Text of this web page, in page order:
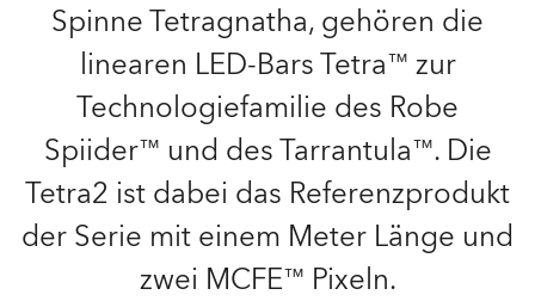
Spinne Tetragnatha, gehören die
linearen LED-Bars Tetra™ zur
Technologiefamilie des Robe
Spiider™ und des Tarrantula™. Die
Tetra2 ist dabei das Referenzprodukt
der Serie mit einem Meter Länge und
zwei MCFE™ Pixeln.